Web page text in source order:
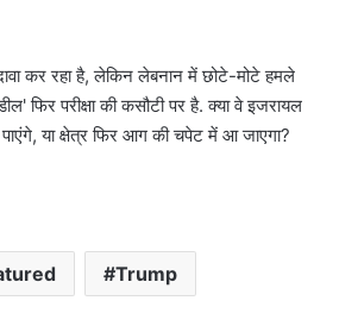
कर रहा है, लेकिन लेबनान में छोटे-मोटे हमले
फिर परीक्षा की कसौटी पर है. क्या वे इजरायल
या क्षेत्र फिर आग की चपेट में आ जाएगा?
Trump